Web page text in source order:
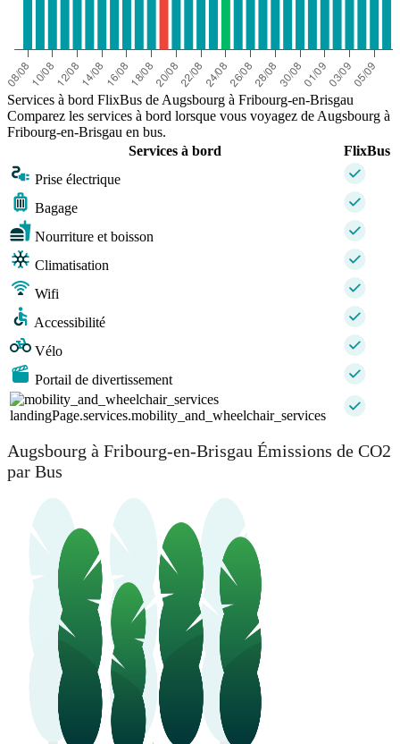
Services à bord FlixBus de Augsbourg à Fribourg-en-Brisgau
Comparez les services à bord lorsque vous voyagez de Augsbourg à
Fribourg-en-Brisgau en bus.
Services à bord
FlixBus
Prise électrique
Bagage
Nourriture et boisson
Climatisation
Wifi
Accessibilité
Vélo
Portail de divertissement
landingPage.services.mobility_and_wheelchair_services
Augsbourg à Fribourg-en-Brisgau Émissions de CO2
par Bus